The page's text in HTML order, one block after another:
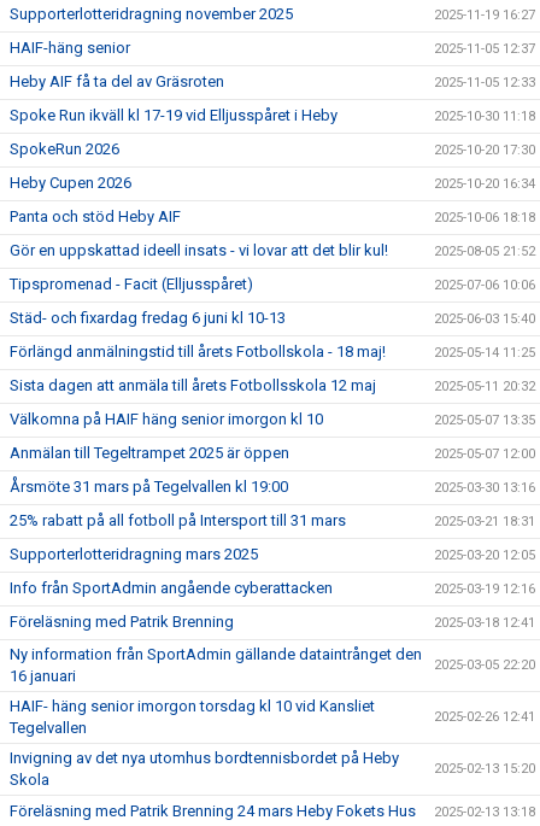
Supporterlotteridragning november 2025 2025-11-19 16:27
HAIF-häng senior 2025-11-05 12:37
Heby AIF få ta del av Gräsroten 2025-11-05 12:33
Spoke Run ikväll kl 17-19 vid Elljusspåret i Heby 2025-10-30 11:18
SpokeRun 2026 2025-10-20 17:30
Heby Cupen 2026 2025-10-20 16:34
Panta och stöd Heby AIF 2025-10-06 18:18
Gör en uppskattad ideell insats - vi lovar att det blir kul! 2025-08-05 21:52
Tipspromenad - Facit (Elljusspåret) 2025-07-06 10:06
Städ- och fixardag fredag 6 juni kl 10-13 2025-06-03 15:40
Förlängd anmälningstid till årets Fotbollskola - 18 maj! 2025-05-14 11:25
Sista dagen att anmäla till årets Fotbollsskola 12 maj 2025-05-11 20:32
Välkomna på HAIF häng senior imorgon kl 10 2025-05-07 13:35
Anmälan till Tegeltrampet 2025 är öppen 2025-05-07 12:00
Årsmöte 31 mars på Tegelvallen kl 19:00 2025-03-30 13:16
25% rabatt på all fotboll på Intersport till 31 mars 2025-03-21 18:31
Supporterlotteridragning mars 2025 2025-03-20 12:05
Info från SportAdmin angående cyberattacken 2025-03-19 12:16
Föreläsning med Patrik Brenning 2025-03-18 12:41
Ny information från SportAdmin gällande dataintrånget den
16 januari
2025-03-05 22:20
HAIF- häng senior imorgon torsdag kl 10 vid Kansliet
Tegelvallen
2025-02-26 12:41
Invigning av det nya utomhus bordtennisbordet på Heby
Skola
2025-02-13 15:20
Föreläsning med Patrik Brenning 24 mars Heby Fokets Hus 2025-02-13 13:18